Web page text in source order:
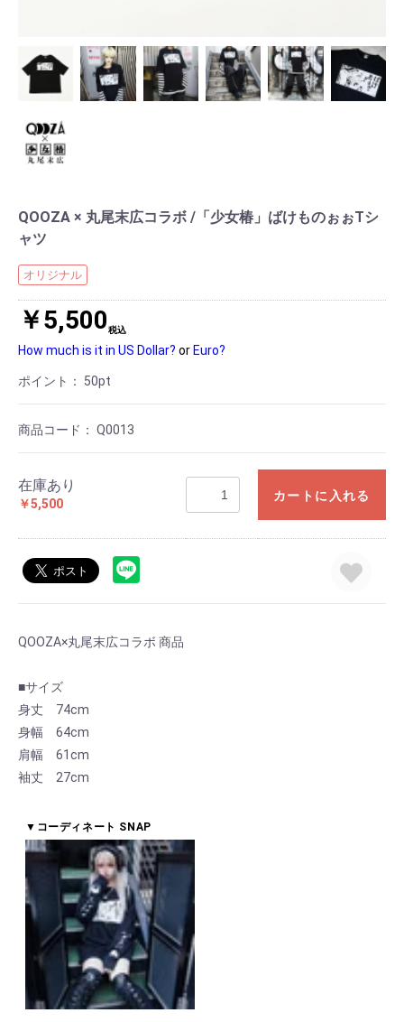
QOOZA × 丸尾末広コラボ /「少女椿」ばけものぉぉTシ
ャツ
オリジナル
￥5,500税込
How much is it in US Dollar? or Euro?
ポイント： 50pt
商品コード： Q0013
在庫あり
￥5,500
カートに入れる
お買い物を続ける
QOOZA×丸尾末広コラボ 商品
■サイズ
身丈 74cm
身幅 64cm
肩幅 61cm
袖丈 27cm
▼コーディネート SNAP